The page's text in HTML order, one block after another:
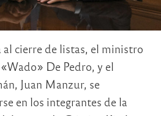
al cierre de listas, el ministro
De Pedro, y el
Juan Manzur, se
en los integrantes de la